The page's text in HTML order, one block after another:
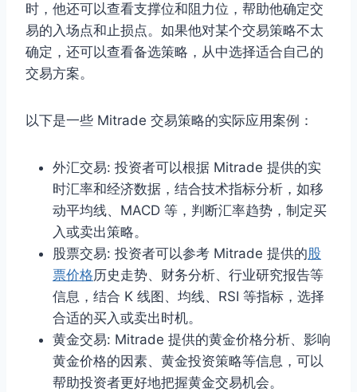
时，他还可以查看支撑位和阻力位，帮助他确定交
易的入场点和止损点。如果他对某个交易策略不太
确定，还可以查看备选策略，从中选择适合自己的
交易方案。
以下是一些 Mitrade 交易策略的实际应用案例：
外汇交易: 投资者可以根据 Mitrade 提供的实
时汇率和经济数据，结合技术指标分析，如移
动平均线、MACD 等，判断汇率趋势，制定买
入或卖出策略。
股票交易: 投资者可以参考 Mitrade 提供的股
票价格历史走势、财务分析、行业研究报告等
信息，结合 K 线图、均线、RSI 等指标，选择
合适的买入或卖出时机。
黄金交易: Mitrade 提供的黄金价格分析、影响
黄金价格的因素、黄金投资策略等信息，可以
帮助投资者更好地把握黄金交易机会。